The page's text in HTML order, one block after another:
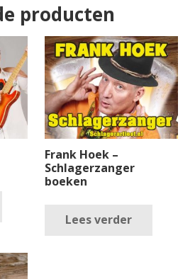
producten
Frank Hoek –
Schlagerzanger
boeken
Lees verder